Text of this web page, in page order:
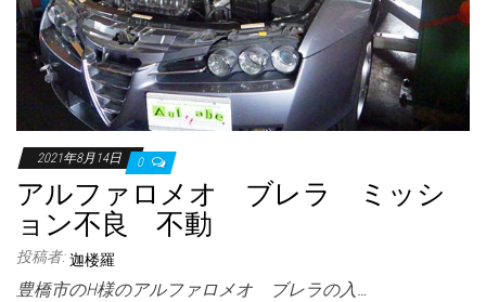
2021年8月14日 0
アルファロメオ ブレラ ミッシ
ョン不良 不動
投稿者: 迦楼羅
豊橋市のH様のアルファロメオ ブレラの入…